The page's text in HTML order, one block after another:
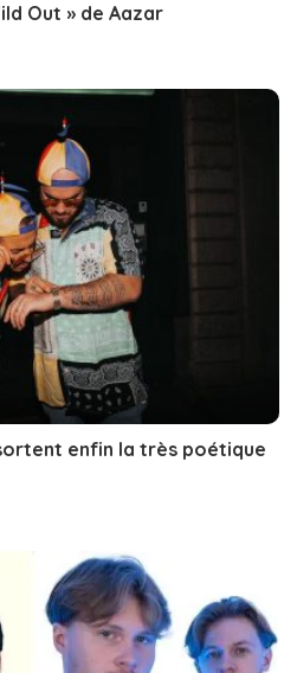
Out » de Aazar
enfin la très poétique